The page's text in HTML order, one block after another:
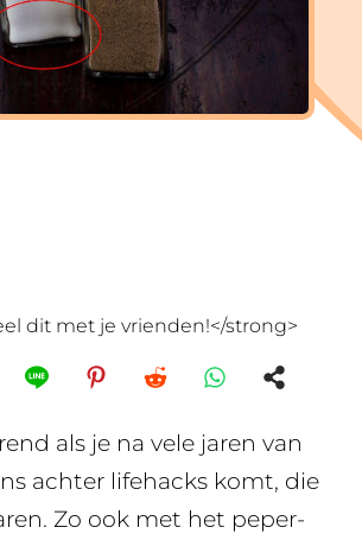
dit met je vrienden!</strong>
als je na vele jaren van
achter lifehacks komt, die
Zo ook met het peper-